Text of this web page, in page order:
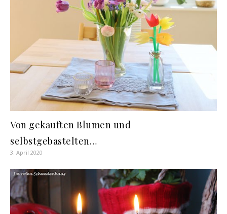
Von gekauften Blumen und
selbstgebastelten…
3. April 2020